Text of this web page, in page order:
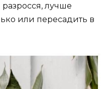
лучше
или пересадить в